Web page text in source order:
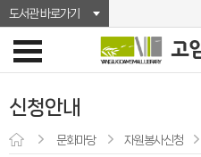
도서관 바로가기
신청안내
문화마당 자원봉사신청